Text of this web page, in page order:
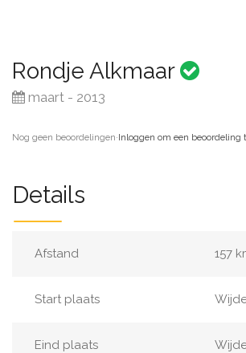
Rondje Alkmaar
maart - 2013
Nog geen beoordelingen·Inloggen om een beoordeling
Details
Afstand 157
Start plaats
Eind plaats